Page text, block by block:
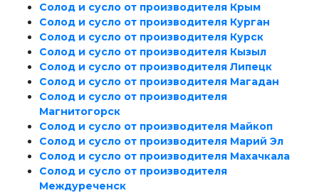
Солод и сусло от производителя Крым
Солод и сусло от производителя Курган
Солод и сусло от производителя Курск
Солод и сусло от производителя Кызыл
Солод и сусло от производителя Липецк
Солод и сусло от производителя Магадан
Солод и сусло от производителя
Магнитогорск
Солод и сусло от производителя Майкоп
Солод и сусло от производителя Марий Эл
Солод и сусло от производителя Махачкала
Солод и сусло от производителя
Междуреченск